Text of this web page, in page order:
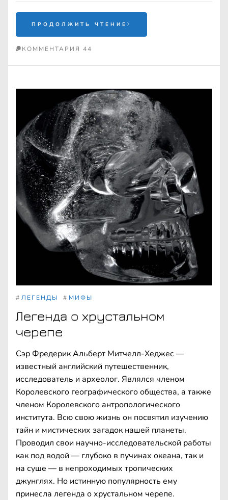
ПРОДОЛЖИТЬ ЧТЕНИЕ
КОММЕНТАРИЯ 44
# ЛЕГЕНДЫ # МИФЫ
Легенда о хрустальном
черепе
Сэр Фредерик Альберт Митчелл-Хеджес —
известный английский путешественник,
исследователь и археолог. Являлся членом
Королевского географического общества, а также
членом Королевского антропологического
института. Всю свою жизнь он посвятил изучению
тайн и мистических загадок нашей планеты.
Проводил свои научно-исследовательской работы
как под водой — глубоко в пучинах океана, так и
на суше — в непроходимых тропических
джунглях. Но истинную популярность ему
принесла легенда о хрустальном черепе.